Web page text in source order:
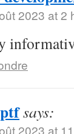
2023 at 2
says:
2023 at